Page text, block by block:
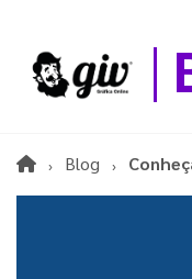
Blog